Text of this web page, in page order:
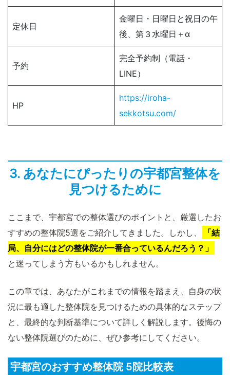
定休日
金曜日・日曜日と祝日の午
後、第３水曜日＋α
予約
完全予約制（電話・
LINE）
HP
https://iroha-
sekkotsu.com/
3. あなたにぴったりの宇都宮整体を
見つけるために
ここまで、宇都宮での整体選びのポイントと、厳選したお
すすめの整体院5選をご紹介してきました。しかし、
「結
局、自分にはどの整体院が一番合っているんだろう？」
と迷ってしまう方もいるかもしれません。
この章では、あなたがこれまでの情報を踏まえ、自身の状
況に最も適した整体院を見つけるための具体的なステップ
と、最終的な判断基準について詳しく解説します。後悔の
ない整体院選びのために、ぜひ参考にしてください。
宇都宮のおすすめ整体院 5院比較表